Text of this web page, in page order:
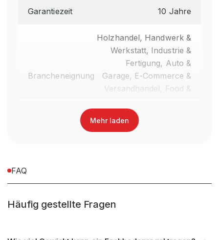
Garantiezeit 10 Jahre
Brancheneignung
Holzhandel, Handwerk &
Werkstatt, Industrie &
Fertigung, Auto &
Garage, E-Commerce &
Versandhandel, Food &
Beständigkeit
Mehr laden
FAQ
Häufig gestellte Fragen